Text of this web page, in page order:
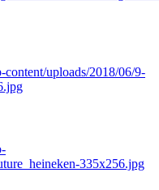
uploads/2018/06/9-
335x256.jpg